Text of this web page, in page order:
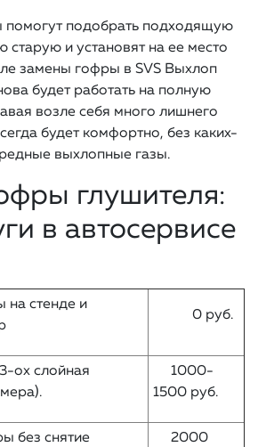
помогут подобрать подходящую
старую и установят на ее место
замены гофры в SVS Выхлоп
будет работать на полную
возле себя много лишнего
будет комфортно, без каких-
выхлопные газы.
глушителя:
в автосервисе
стенде и
0 руб.
ох слойная
1000-
1500 руб.
без снятие
2000